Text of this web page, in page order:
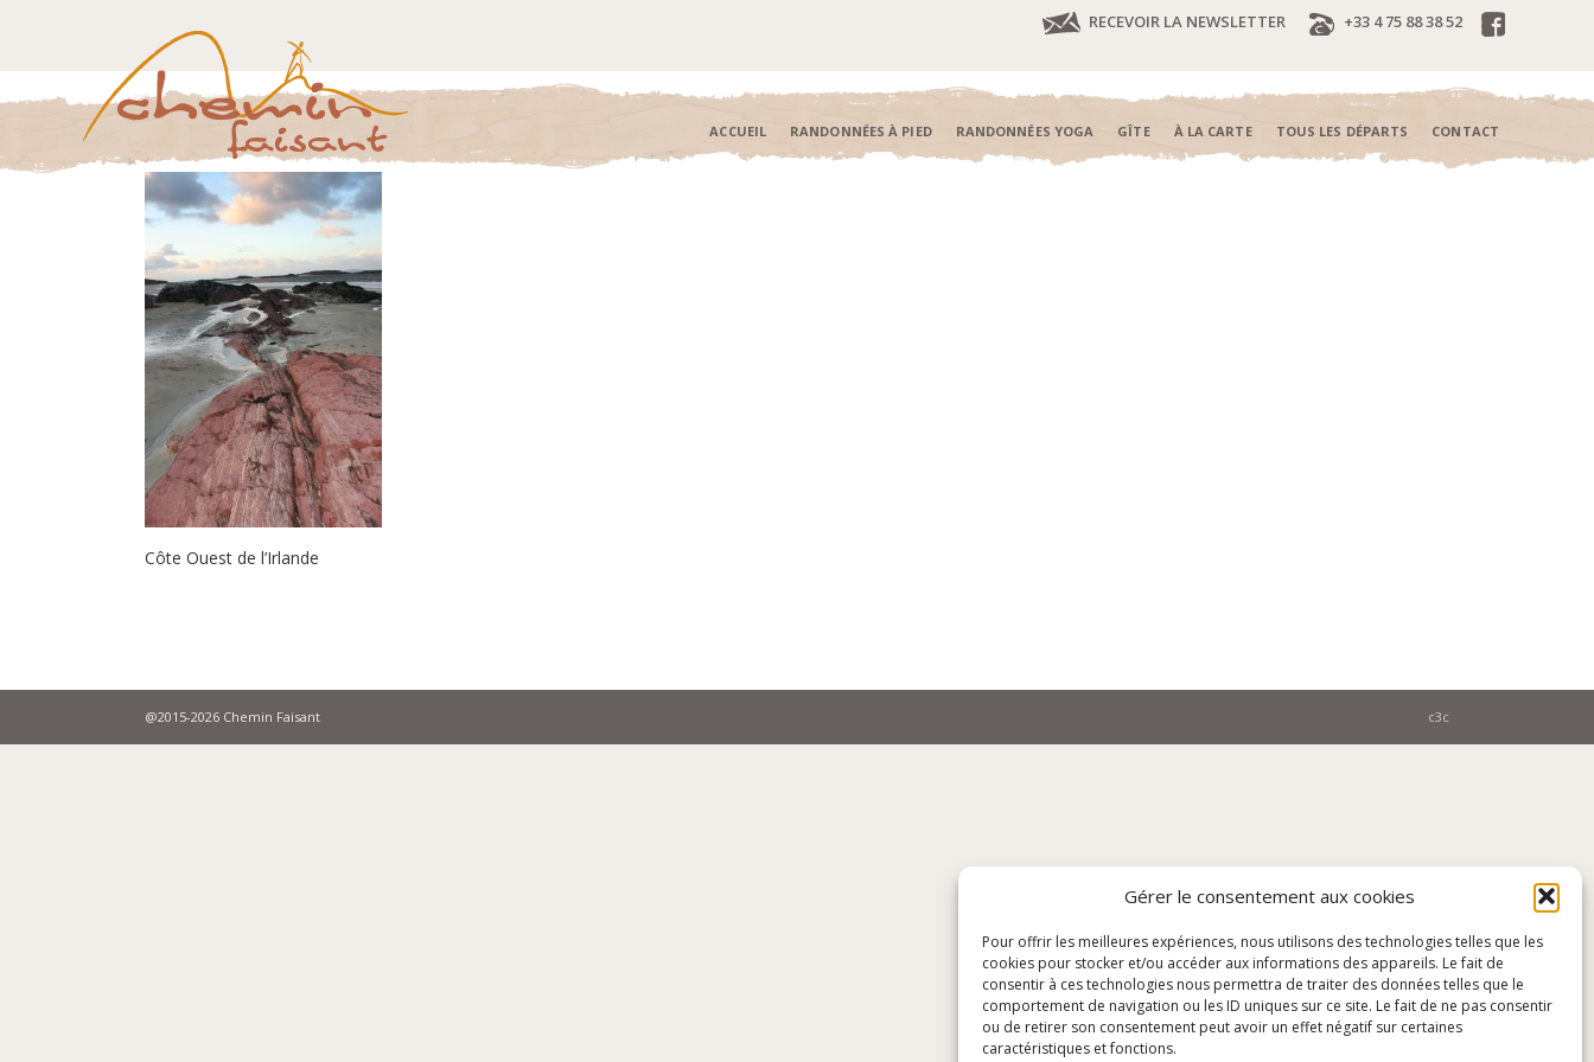
Gérer le consentement aux cookies
Pour offrir les meilleures expériences, nous utilisons des technologies telles que les
cookies pour stocker et/ou accéder aux informations des appareils. Le fait de
consentir à ces technologies nous permettra de traiter des données telles que le
comportement de navigation ou les ID uniques sur ce site. Le fait de ne pas consentir
ou de retirer son consentement peut avoir un effet négatif sur certaines
caractéristiques et fonctions.
RECEVOIR LA NEWSLETTER +33 4 75 88 38 52
ACCUEIL RANDONNÉES À PIED RANDONNÉES YOGA GÎTE À LA CARTE TOUS LES DÉPARTS CONTACT
Côte Ouest de l’Irlande
@2015-2026 Chemin Faisant c3c